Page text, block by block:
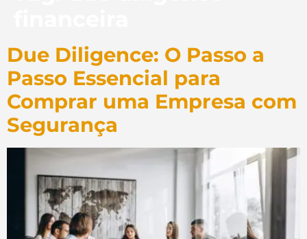
Due Diligence: O Passo a
Passo Essencial para
Comprar uma Empresa com
Segurança